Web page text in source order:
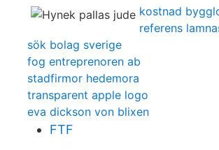
kostnad
referens
sök bolag sverige
fog entreprenoren ab
stadfirmor hedemora
transparent apple logo
eva dickson von blixen
FTF